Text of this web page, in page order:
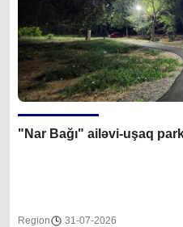
"Nar Bağı" ailəvi-uşaq
Region 31-07-2026